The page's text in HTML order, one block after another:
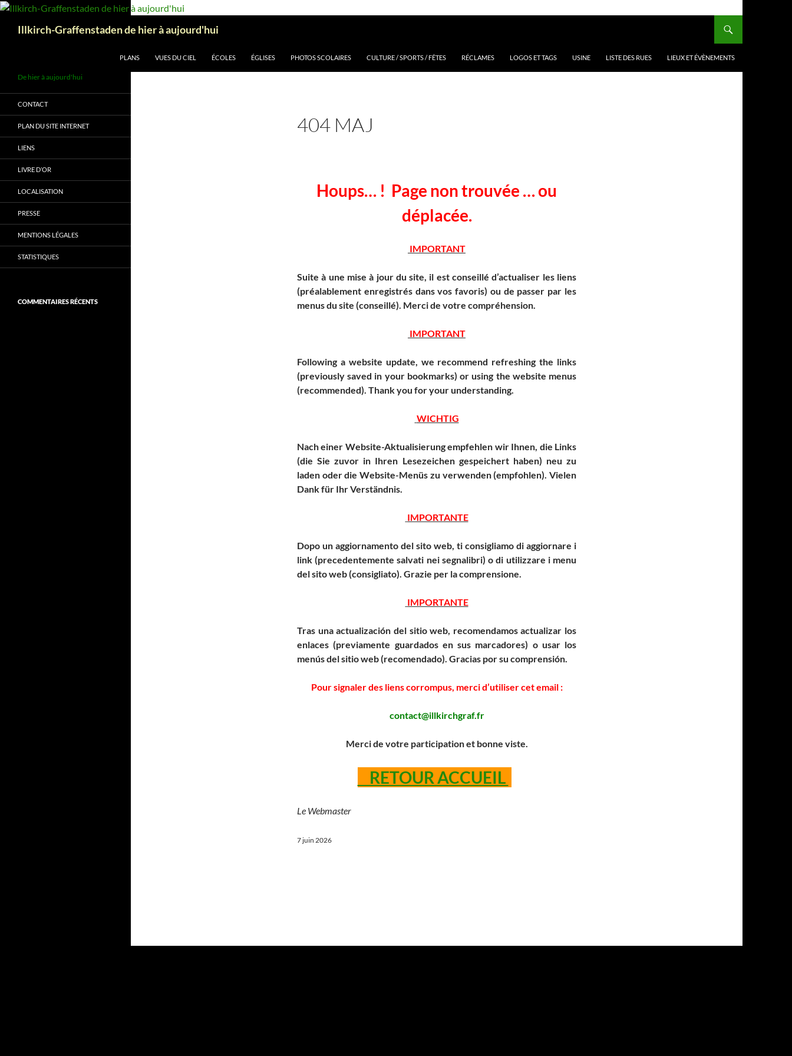
Aller
contenuIllkirch-Graffenstaden de hier à aujourd'hui
PLANS VUES DU CIEL ÉCOLES ÉGLISES PHOTOS SCOLAIRES CULTURE / SPORTS / FÊTES RÉCLAMES LOGOS ET TAGS USINE LISTE DES RUES LIEUX ET ÉVÈNEMENTS
404 MAJ
Houps… ! Page non trouvée … ou
déplacée.
IMPORTANT
Suite à une mise à jour du site, il est conseillé d’actualiser les liens
(préalablement enregistrés dans vos favoris) ou de passer par les
menus du site (conseillé). Merci de votre compréhension.
IMPORTANT
Following a website update, we recommend refreshing the links
(previously saved in your bookmarks) or using the website menus
(recommended). Thank you for your understanding.
WICHTIG
Nach einer Website-Aktualisierung empfehlen wir Ihnen, die Links
(die Sie zuvor in Ihren Lesezeichen gespeichert haben) neu zu
laden oder die Website-Menüs zu verwenden (empfohlen). Vielen
Dank für Ihr Verständnis.
IMPORTANTE
Dopo un aggiornamento del sito web, ti consigliamo di aggiornare i
link (precedentemente salvati nei segnalibri) o di utilizzare i menu
del sito web (consigliato). Grazie per la comprensione.
IMPORTANTE
Tras una actualización del sitio web, recomendamos actualizar los
enlaces (previamente guardados en sus marcadores) o usar los
menús del sitio web (recomendado). Gracias por su comprensión.
Pour signaler des liens corrompus, merci d’utiliser cet email :
contact@illkirchgraf.fr
Merci de votre participation et bonne viste.
RETOUR ACCUEIL
Le Webmaster
7 juin 2026
De hier à aujourd'hui
CONTACT
PLAN DU SITE INTERNET
LIENS
LIVRE D’OR
LOCALISATION
PRESSE
MENTIONS LÉGALES
STATISTIQUES
COMMENTAIRES RÉCENTS